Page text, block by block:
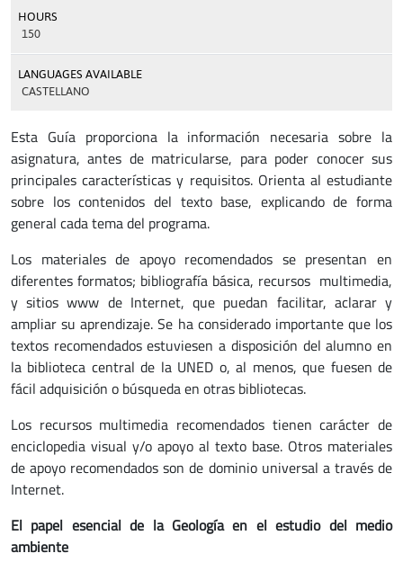
HOURS
150
LANGUAGES AVAILABLE
CASTELLANO
Esta Guía proporciona la información necesaria sobre la
asignatura, antes de matricularse, para poder conocer sus
principales características y requisitos. Orienta al estudiante
sobre los contenidos del texto base, explicando de forma
general cada tema del programa.
Los materiales de apoyo recomendados se presentan en
diferentes formatos; bibliografía básica, recursos multimedia,
y sitios www de Internet, que puedan facilitar, aclarar y
ampliar su aprendizaje. Se ha considerado importante que los
textos recomendados estuviesen a disposición del alumno en
la biblioteca central de la UNED o, al menos, que fuesen de
fácil adquisición o búsqueda en otras bibliotecas.
Los recursos multimedia recomendados tienen carácter de
enciclopedia visual y/o apoyo al texto base. Otros materiales
de apoyo recomendados son de dominio universal a través de
Internet.
El papel esencial de la Geología en el estudio del medio
ambiente